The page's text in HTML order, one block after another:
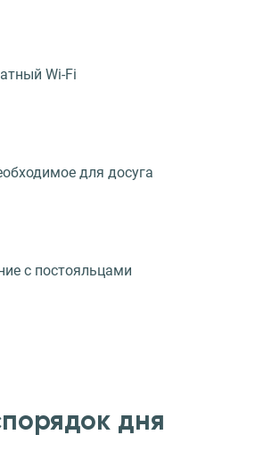
Wi-Fi
для досуга
с постояльцами
дня